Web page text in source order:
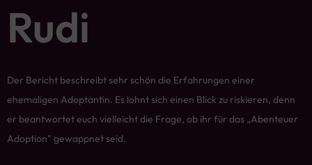
Rudi
Der Bericht beschreibt sehr schön die Erfahrungen einer
ehemaligen Adoptantin. Es lohnt sich einen Blick zu riskieren, denn
er beantwortet euch vielleicht die Frage, ob ihr für das „Abenteuer
Adoption” gewappnet seid.